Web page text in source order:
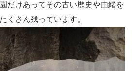
だけあってその古い歴史や由緒を
くさん残っています。